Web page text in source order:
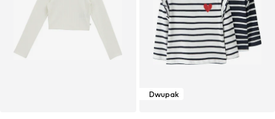
Dwupak